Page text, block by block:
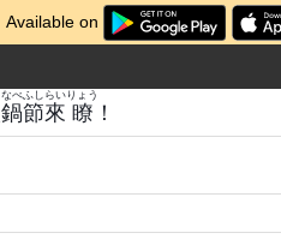
Available on
鍋
なべ
節
ふし
來
らい
瞭
りょう
！